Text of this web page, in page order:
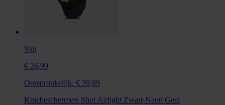
Van
€ 26,99
Oorspronkelijk: € 39,99
Kniebeschermers Shot Airlight Zwart-Neon Geel